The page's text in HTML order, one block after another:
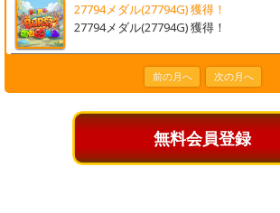
27794メダル(27794G) 獲得！
27794メダル(27794G) 獲得！
前の月へ 次の月へ
無料会員登録